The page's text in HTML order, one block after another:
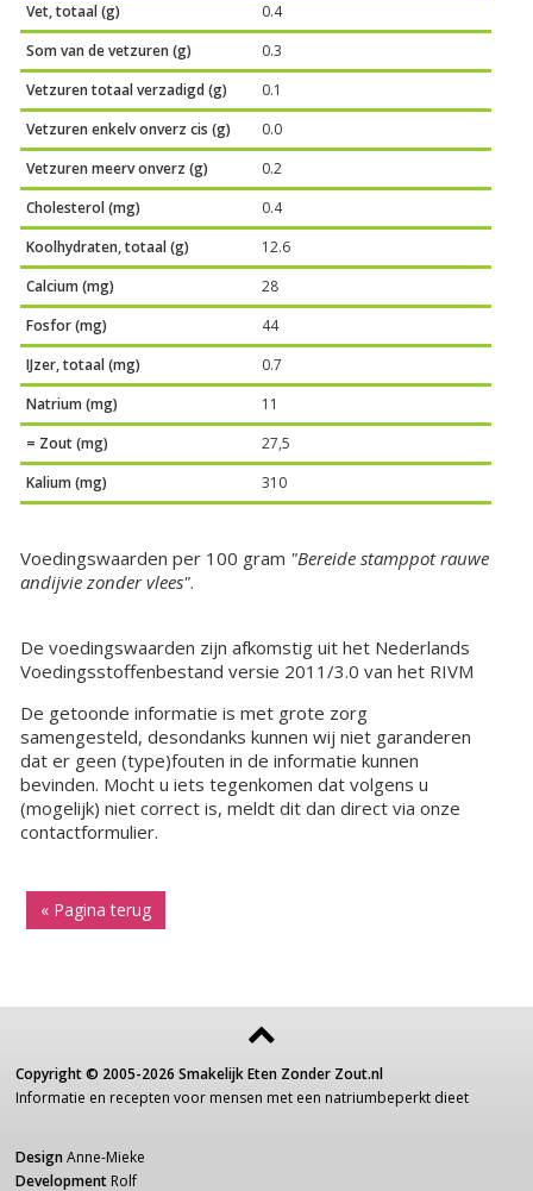
Vet, totaal (g)
0.4
Som van de vetzuren (g)
0.3
Vetzuren totaal verzadigd (g)
0.1
Vetzuren enkelv onverz cis (g)
0.0
Vetzuren meerv onverz (g)
0.2
Cholesterol (mg)
0.4
Koolhydraten, totaal (g)
12.6
Calcium (mg)
28
Fosfor (mg)
44
IJzer, totaal (mg)
0.7
Natrium (mg)
11
= Zout (mg)
27,5
Kalium (mg)
310
Voedingswaarden per 100 gram "Bereide stamppot rauwe
andijvie zonder vlees".
De voedingswaarden zijn afkomstig uit het Nederlands
Voedingsstoffenbestand versie 2011/3.0 van het RIVM
De getoonde informatie is met grote zorg
samengesteld, desondanks kunnen wij niet garanderen
dat er geen (type)fouten in de informatie kunnen
bevinden. Mocht u iets tegenkomen dat volgens u
(mogelijk) niet correct is, meldt dit dan direct via onze
contactformulier.
« Pagina terug
Copyright © 2005-2026 Smakelijk Eten Zonder Zout.nl
Informatie en recepten voor mensen met een natriumbeperkt dieet
Design Anne-Mieke
Development Rolf